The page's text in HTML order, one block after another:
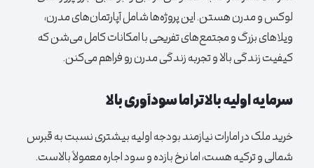
لوکس و مدرن هستن. این پروژه‌ها شامل آپارتمان‌های مدرن،
ویلاهای بزرگ و مجتمع‌های تفریحی با امکانات کامل می‌شن که
کیفیت زندگی بالا و تجربه زندگی مدرن رو فراهم می‌کنن.
سرمایه اولیه بالاتر اما سودآوری بالا
خرید ملک در امارات نیازمند بودجه اولیه بیشتری نسبت به قبرس
شمالی و ترکیه هست، اما نرخ بازده و سود اجاره معمولاً بالاست.